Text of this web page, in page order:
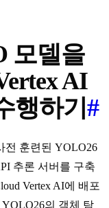
모델을
AI
행하기 #
전 훈련된 YOLO26
추론 서버를 구축
Vertex AI에 배포
의 객체 탐